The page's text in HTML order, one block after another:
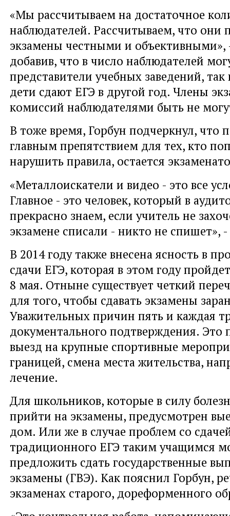
«Мы рассчитываем на достаточное
наблюдателей. Рассчитываем, что они
экзамены честными и объективными»,
добавив, что в число наблюдателей
представители учебных заведений,
дети сдают ЕГЭ в другой год. Члены
комиссий наблюдателями быть не
В тоже время, Горбун подчеркнул, что
главным препятствием для тех, кто
нарушить правила, остается
«Металлоискатели и видео - это все
Главное - это человек, который в
прекрасно знаем, если учитель не
экзамене списали - никто не спишет»,
В 2014 году также внесена ясность в
сдачи ЕГЭ, которая в этом году
8 мая. Отныне существует четкий
для того, чтобы сдавать экзамены
Уважительных причин пять и каждая
документального подтверждения. Это
выезд на крупные спортивные
границей, смена места жительства,
лечение.
Для школьников, которые в силу
прийти на экзамены, предусмотрен
дом. Или же в случае проблем со
традиционного ЕГЭ таким учащимся
предложить сдать государственные
экзамены (ГВЭ). Как пояснил Горбун,
экзаменах старого, дореформенного